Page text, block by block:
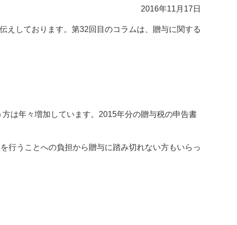
2016年11月17日
えしております。第32回目のコラムは、贈与に関する
は年々増加しています。2015年分の贈与税の申告書
行うことへの負担から贈与に踏み切れない方もいらっ